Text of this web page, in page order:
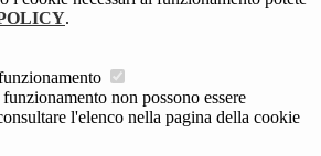
.
non possono essere
l'elenco nella pagina della cookie